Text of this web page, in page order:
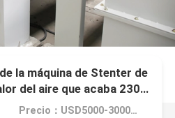
la máquina de Stenter de
del aire que acaba 230
Precio：USD5000-300000